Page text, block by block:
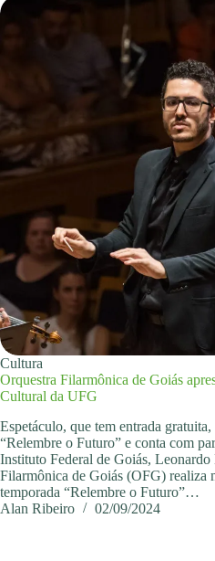
Cultura
Orquestra Filarmônica de Goiás
Cultural da UFG
Espetáculo, que tem entrada
“Relembre o Futuro” e conta com
Instituto Federal de Goiás, Leonardo
Filarmônica de Goiás (OFG) realiza
temporada “Relembre o Futuro”…
Alan Ribeiro
02/09/2024